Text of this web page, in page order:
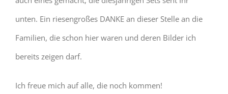
unten. Ein riesengroßes DANKE an dieser Stelle an die
Familien, die schon hier waren und deren Bilder ich
bereits zeigen darf.
Ich freue mich auf alle, die noch kommen!